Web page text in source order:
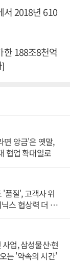
서 2018년 610
한 188조8천억
]
면 앙금'은 옛말,
협업 확대일로
품절', 고객사 위
스 협상력 더 키
업, 삼성물산·현
는 '약속의 시간'